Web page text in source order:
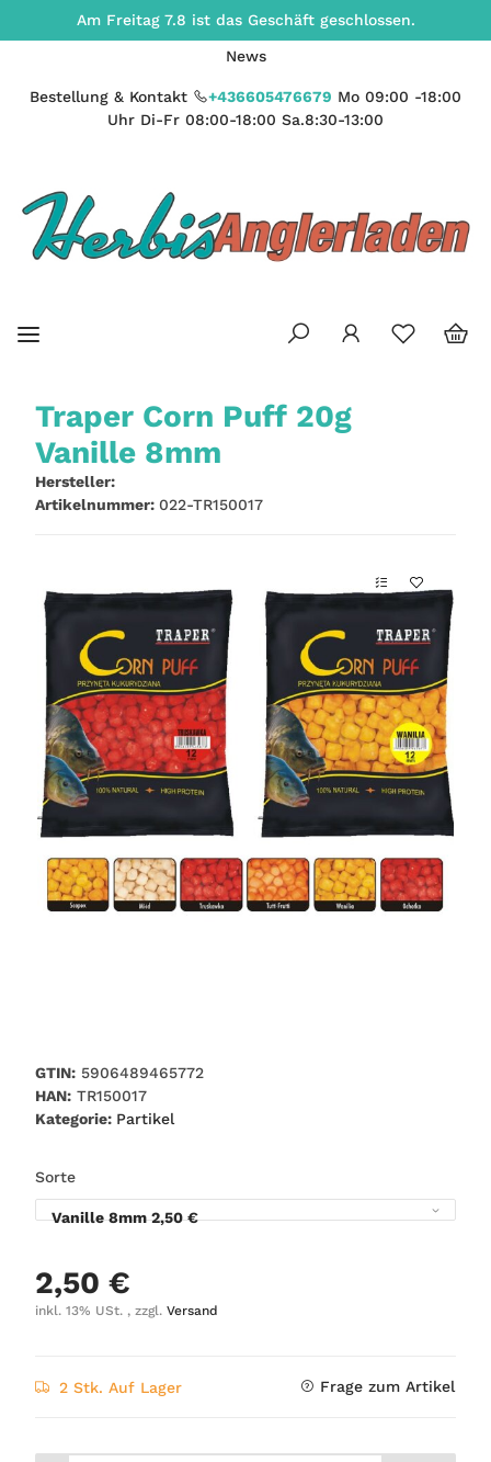
Am Freitag 7.8 ist das Geschäft geschlossen.
News
Bestellung & Kontakt +436605476679 Mo 09:00 -18:00
Uhr Di-Fr 08:00-18:00 Sa.8:30-13:00
Traper Corn Puff 20g
Vanille 8mm
Hersteller:
Artikelnummer: 022-TR150017
GTIN: 5906489465772
HAN: TR150017
Kategorie: Partikel
Sorte
Vanille 8mm 2,50 €
2,50 €
inkl. 13% USt. , zzgl. Versand
2 Stk. Auf Lager Frage zum Artikel